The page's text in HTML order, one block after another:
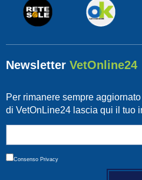
Newsletter VetOnline24
Per rimanere sempre
di VetOnLine24 lascia qui il tuo
Consenso Privacy